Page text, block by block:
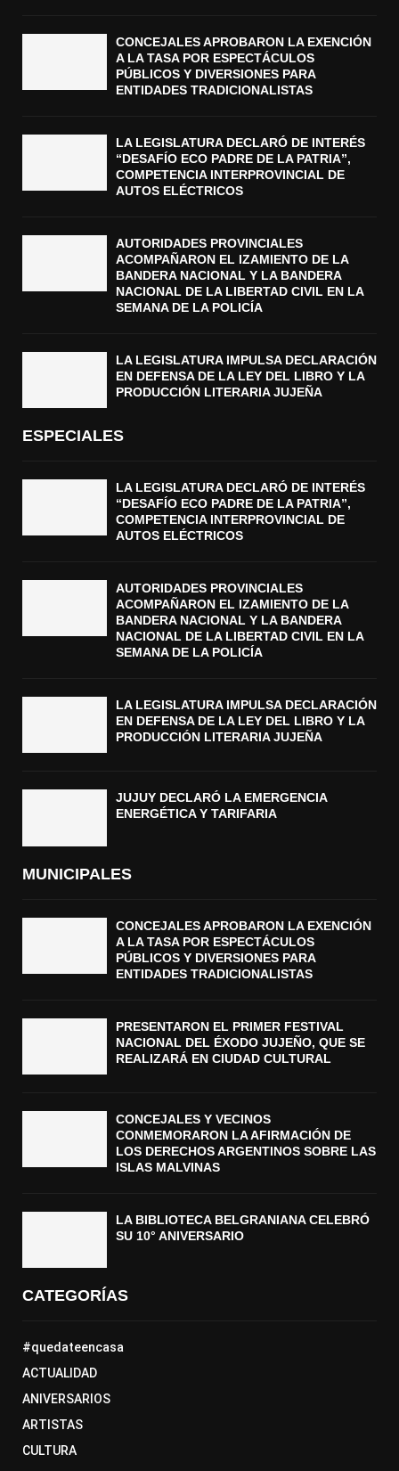
CONCEJALES APROBARON LA EXENCIÓN
A LA TASA POR ESPECTÁCULOS
PÚBLICOS Y DIVERSIONES PARA
ENTIDADES TRADICIONALISTAS
LA LEGISLATURA DECLARÓ DE INTERÉS
“DESAFÍO ECO PADRE DE LA PATRIA”,
COMPETENCIA INTERPROVINCIAL DE
AUTOS ELÉCTRICOS
AUTORIDADES PROVINCIALES
ACOMPAÑARON EL IZAMIENTO DE LA
BANDERA NACIONAL Y LA BANDERA
NACIONAL DE LA LIBERTAD CIVIL EN LA
SEMANA DE LA POLICÍA
LA LEGISLATURA IMPULSA DECLARACIÓN
EN DEFENSA DE LA LEY DEL LIBRO Y LA
PRODUCCIÓN LITERARIA JUJEÑA
ESPECIALES
LA LEGISLATURA DECLARÓ DE INTERÉS
“DESAFÍO ECO PADRE DE LA PATRIA”,
COMPETENCIA INTERPROVINCIAL DE
AUTOS ELÉCTRICOS
AUTORIDADES PROVINCIALES
ACOMPAÑARON EL IZAMIENTO DE LA
BANDERA NACIONAL Y LA BANDERA
NACIONAL DE LA LIBERTAD CIVIL EN LA
SEMANA DE LA POLICÍA
LA LEGISLATURA IMPULSA DECLARACIÓN
EN DEFENSA DE LA LEY DEL LIBRO Y LA
PRODUCCIÓN LITERARIA JUJEÑA
JUJUY DECLARÓ LA EMERGENCIA
ENERGÉTICA Y TARIFARIA
MUNICIPALES
CONCEJALES APROBARON LA EXENCIÓN
A LA TASA POR ESPECTÁCULOS
PÚBLICOS Y DIVERSIONES PARA
ENTIDADES TRADICIONALISTAS
PRESENTARON EL PRIMER FESTIVAL
NACIONAL DEL ÉXODO JUJEÑO, QUE SE
REALIZARÁ EN CIUDAD CULTURAL
CONCEJALES Y VECINOS
CONMEMORARON LA AFIRMACIÓN DE
LOS DERECHOS ARGENTINOS SOBRE LAS
ISLAS MALVINAS
LA BIBLIOTECA BELGRANIANA CELEBRÓ
SU 10° ANIVERSARIO
CATEGORÍAS
#quedateencasa
ACTUALIDAD
ANIVERSARIOS
ARTISTAS
CULTURA